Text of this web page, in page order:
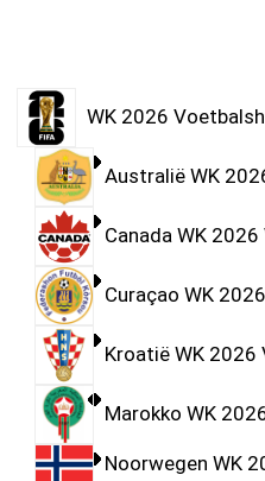
WK 2026
Australië WK
Canada WK
Curaçao WK
Kroatië WK
Marokko WK
Noorwegen WK